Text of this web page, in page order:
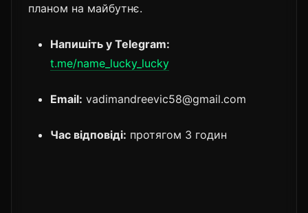
планом на майбутнє.
Напишіть у Telegram:
t.me/name_lucky_lucky
Email: vadimandreevic58@gmail.com
Час відповіді: протягом 3 годин